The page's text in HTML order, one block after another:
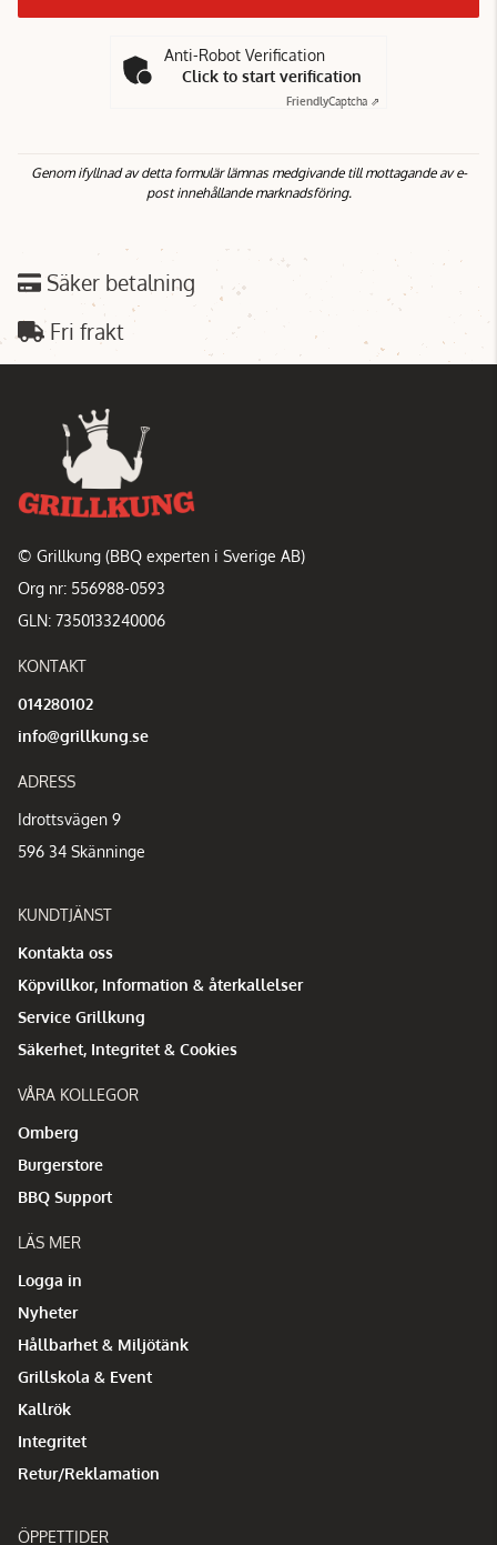
Anti-Robot Verification
Click to start verification
FriendlyCaptcha ⇗
Genom ifyllnad av detta formulär lämnas medgivande till mottagande av e-
post innehållande marknadsföring.
Säker betalning
Fri frakt
© Grillkung (BBQ experten i Sverige AB)
Org nr: 556988-0593
GLN: 7350133240006
KONTAKT
014280102
info@grillkung.se
ADRESS
Idrottsvägen 9
596 34 Skänninge
KUNDTJÄNST
Kontakta oss
Köpvillkor, Information & återkallelser
Service Grillkung
Säkerhet, Integritet & Cookies
VÅRA KOLLEGOR
Omberg
Burgerstore
BBQ Support
LÄS MER
Logga in
Nyheter
Hållbarhet & Miljötänk
Grillskola & Event
Kallrök
Integritet
Retur/Reklamation
ÖPPETTIDER